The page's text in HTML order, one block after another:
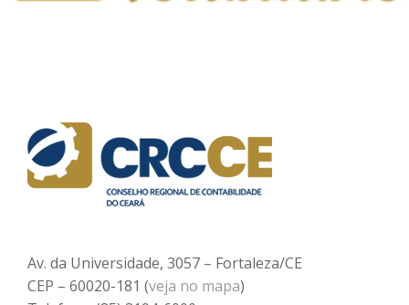
Av. da Universidade, 3057 – Fortaleza/CE
CEP – 60020-181 (veja no mapa)